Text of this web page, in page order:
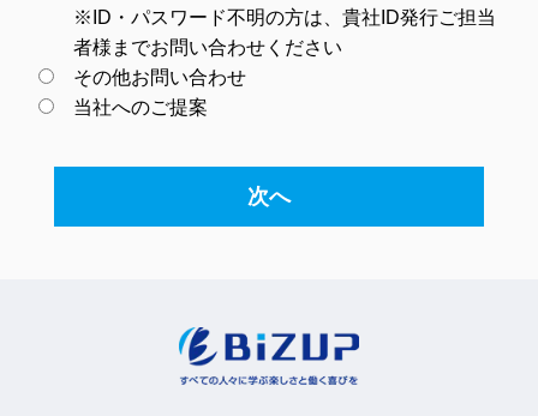
※ID・パスワード不明の方は、貴社ID発行ご担当
者様までお問い合わせください
その他お問い合わせ
当社へのご提案
次へ